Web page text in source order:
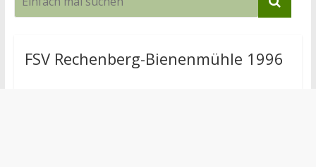
FSV Rechenberg-Bienenmühle 1996